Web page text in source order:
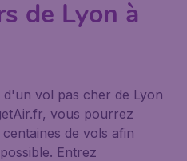
de Lyon à
vol pas cher de Lyon
vous pourrez
de vols afin
Entrez